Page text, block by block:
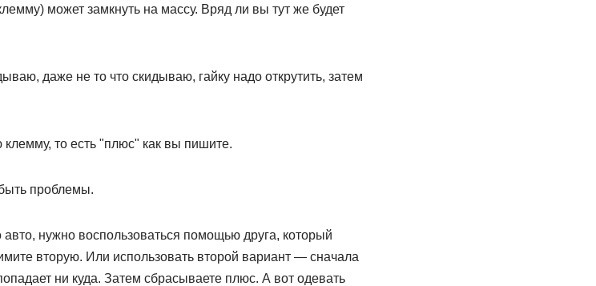
может замкнуть на массу. Вряд ли вы тут же будет
даже не то что скидываю, гайку надо открутить, затем
то есть "плюс" как вы пишите.
проблемы.
нужно воспользоваться помощью друга, который
вторую. Или использовать второй вариант — сначала
ни куда. Затем сбрасываете плюс. А вот одевать